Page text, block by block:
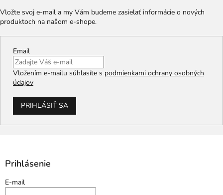
Vložte svoj e-mail a my Vám budeme zasielať informácie o nových
produktoch na našom e-shope.
Email
Vložením e-mailu súhlasíte s podmienkami ochrany osobných
údajov
PRIHLÁSIŤ SA
Prihlásenie
E-mail